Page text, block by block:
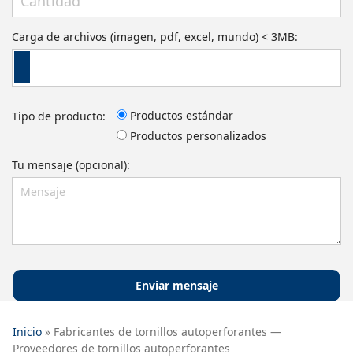
Carga de archivos (imagen, pdf, excel, mundo) < 3MB:
Tipo de producto:
Productos estándar
Productos personalizados
Tu mensaje (opcional):
Inicio » Fabricantes de tornillos autoperforantes —
Proveedores de tornillos autoperforantes